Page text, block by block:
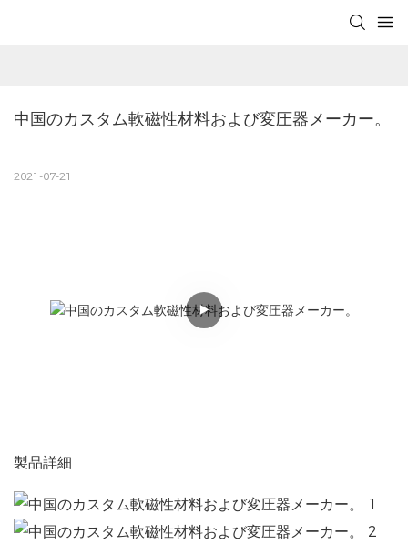
中国のカスタム軟磁性材料および変圧器メーカー。
2021-07-21
製品詳細